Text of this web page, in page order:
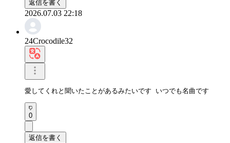
返信を書く
2026.07.03 22:18
24Crocodile32
愛してくれと聞いたことがあるみたいです いつでも名曲です
0
返信を書く